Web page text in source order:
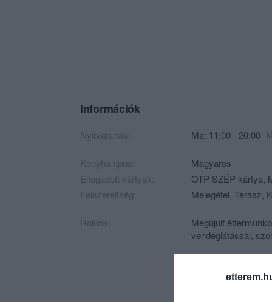
Információk
Nyitvatartás: Ma: 11:00 - 20:00
Konyha típus:
Magyaros
Elfogadott kártyák:
OTP SZÉP kártya,
Felszereltség:
Melegétel, Terasz,
Rólunk:
Megújult
vendéglátással,